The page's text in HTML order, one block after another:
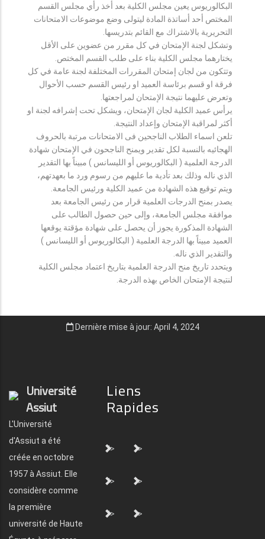
البكالوريوس يعين مجلس الكلية بعد أخذ رأي مجلس القسم
المختص أحد أساتذة المادة ليتولى وضع موضوعات الامتحانات
التحريرية بالاشتراك مع القائم بتدريسها.
وتشكل لجنة الإمتحان في كل مقرر من عضوين على الأقل
يختارهما مجلس الكلية بناء على طلب القسم المختص.
وتتكون من لجان إمتحان المقررات المختلفة لجنة عامة في كل
فرقة او قسم برئاسة العميد او رئيس القسم حسب الأحوال
وتعرض عليهما نتيجة الإمتحان لمراجعتها.
يرأس عميد الكلية لجان الإمتحان، ويشكل تحت إشرافه لجنة او
أكثر لمراقبة الإمتحان وإعداد النتيجة.
تلعن اسماء الطلاب الناجحين فى الامتحانات مرتبة بالحروف
الهجائيه بالنسبة لكل تقدير ويمنح الناجحون في الإمتحان شهادة
الدرجة العلمية ( البكالوريوس أو الليسانس ) مبيناً بها التقدير
الذي ناله وذلك بعد تأدية ما عليهم من رسوم ورد ما بعهدتهم،
ويتم توقيع هذه الشهادة من عميد الكلية ورئيس الجامعة.
يصدر بمنح الدرجات العلمية قرار من رئيس الجامعة بعد
موافقة مجلس الجامعة، وإلى حين حصول الطالب على
الشهادة المذكورة يجوز أن يحصل على شهادة مؤقتة يوقعها
العميد مبيناً بها الدرجة العلمية ( البكالوريوس أو الليسانس )
والتقدير الذي ناله.
ويتحدد تاريخ منح الدرجة العلمية بتاريخ اعتماد مجلس الكلية
لنتيجة الإمتحان الخاص بهذه الدرجة.
Dernière mise à jour: April 4, 2024
Université
Assiut
L'Université
d'Assiut a été
créée en octobre
1957 à Assiut. Elle
considère comme
la première
université de Haute
Liens
Rapides
"> ">
"> ">
"> ">